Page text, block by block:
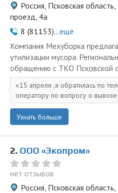
Россия, Псковская
проезд, 4а
8 (81153)...ещё
Компания Мехуборка
утилизации мусора.
обращению с ТКО Псковской
15 апреля ,я обратилась по
оператору по вопросу о
Узнать больше
2. ООО «Экопром»
нет отзывов
Россия, Псковская